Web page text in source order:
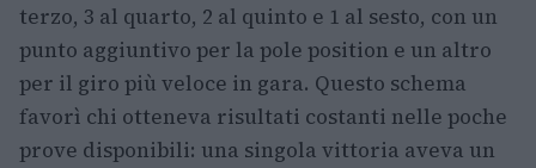
terzo, 3 al quarto, 2 al quinto e 1 al sesto, con un
punto aggiuntivo per la pole position e un altro
per il giro più veloce in gara. Questo schema
favorì chi otteneva risultati costanti nelle poche
prove disponibili: una singola vittoria aveva un